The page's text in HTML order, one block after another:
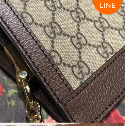
LINE